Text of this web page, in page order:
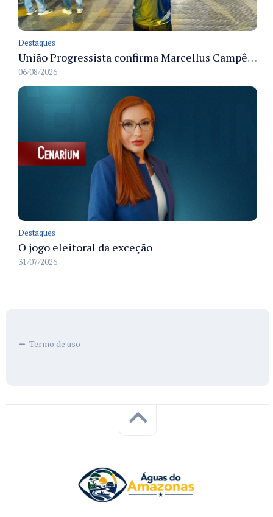
Destaques
União Progressista confirma Marcellus Campêlo como candidato a deputado estadual
06/08/2026
Destaques
O jogo eleitoral da exceção
31/07/2026
Termo de uso